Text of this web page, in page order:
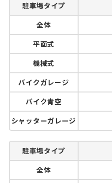
駐車場タイプ
全体
平面式
機械式
バイクガレージ
バイク青空
シャッターガレージ
駐車場タイプ
全体